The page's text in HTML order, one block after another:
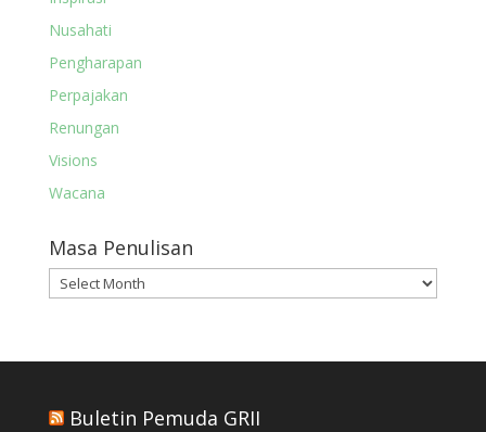
Nusahati
Pengharapan
Perpajakan
Renungan
Visions
Wacana
Masa Penulisan
Masa
Penulisan
Buletin Pemuda GRII